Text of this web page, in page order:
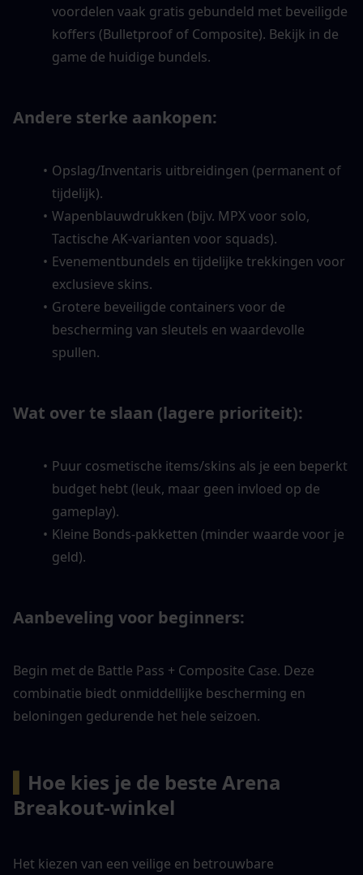
voordelen vaak gratis gebundeld met beveiligde
koffers (Bulletproof of Composite). Bekijk in de
game de huidige bundels.
Andere sterke aankopen:
Opslag/Inventaris uitbreidingen (permanent of
tijdelijk).
Wapenblauwdrukken (bijv. MPX voor solo,
Tactische AK-varianten voor squads).
Evenementbundels en tijdelijke trekkingen voor
exclusieve skins.
Grotere beveiligde containers voor de
bescherming van sleutels en waardevolle
spullen.
Wat over te slaan (lagere prioriteit):
Puur cosmetische items/skins als je een beperkt
budget hebt (leuk, maar geen invloed op de
gameplay).
Kleine Bonds-pakketten (minder waarde voor je
geld).
Aanbeveling voor beginners:
Begin met de Battle Pass + Composite Case. Deze
combinatie biedt onmiddellijke bescherming en
beloningen gedurende het hele seizoen.
Hoe kies je de beste Arena
Breakout-winkel
Het kiezen van een veilige en betrouwbare